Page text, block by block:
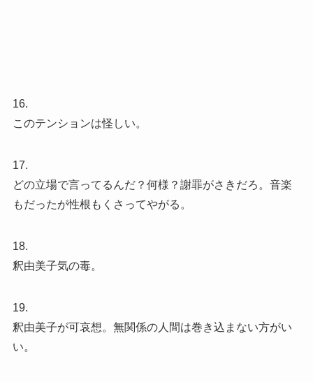
16.
このテンションは怪しい。
17.
どの立場で言ってるんだ？何様？謝罪がさきだろ。音楽
もだったが性根もくさってやがる。
18.
釈由美子気の毒。
19.
釈由美子が可哀想。無関係の人間は巻き込まない方がい
い。